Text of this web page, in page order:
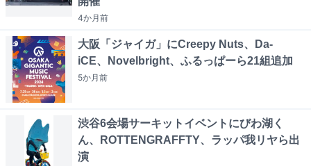
4か月前
大阪「ジャイガ」にCreepy Nuts、Da-
iCE、Novelbright、ふるっぱーら21組追加
5か月前
渋谷6会場サーキットイベントにびわ湖く
ん、ROTTENGRAFFTY、ラッパ我リヤら出
演